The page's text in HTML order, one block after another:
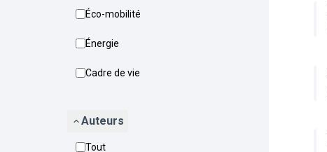
Éco-mobilité
Énergie
Cadre de vie
Auteurs
Tout